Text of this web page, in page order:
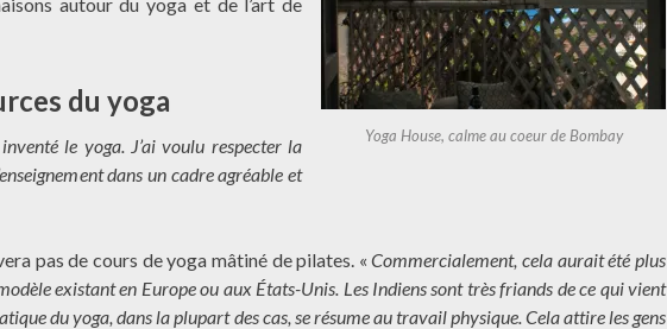
Yoga House, calme au coeur de Bombay
du yoga
le yoga. J’ai voulu respecter la
dans un cadre agréable et
pas de cours de yoga mâtiné de pilates. «Commercialement, cela aurait été plus
existant en Europe ou aux États-Unis. Les Indiens sont très friands de ce qui vient
du yoga, dans la plupart des cas, se résume au travail physique. Cela attire les gens